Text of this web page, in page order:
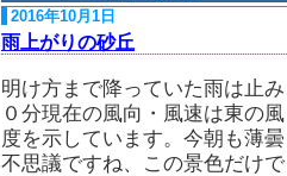
2016年10月1日
雨上がりの砂丘
明け方まで降っていた雨は止
０分現在の風向・風速は東の
度を示しています。今朝も薄
不思議ですね、この景色だけ